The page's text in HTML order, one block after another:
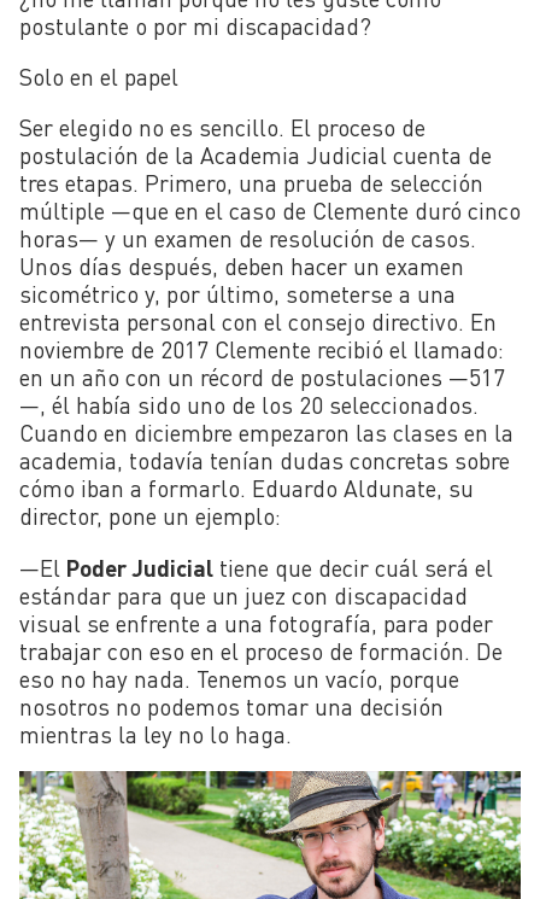
postulante o por mi discapacidad?
Solo en el papel
Ser elegido no es sencillo. El proceso de
postulación de la Academia Judicial cuenta de
tres etapas. Primero, una prueba de selección
múltiple —que en el caso de Clemente duró cinco
horas— y un examen de resolución de casos.
Unos días después, deben hacer un examen
sicométrico y, por último, someterse a una
entrevista personal con el consejo directivo. En
noviembre de 2017 Clemente recibió el llamado:
en un año con un récord de postulaciones —517
—, él había sido uno de los 20 seleccionados.
Cuando en diciembre empezaron las clases en la
academia, todavía tenían dudas concretas sobre
cómo iban a formarlo. Eduardo Aldunate, su
director, pone un ejemplo:
—El Poder Judicial tiene que decir cuál será el
estándar para que un juez con discapacidad
visual se enfrente a una fotografía, para poder
trabajar con eso en el proceso de formación. De
eso no hay nada. Tenemos un vacío, porque
nosotros no podemos tomar una decisión
mientras la ley no lo haga.